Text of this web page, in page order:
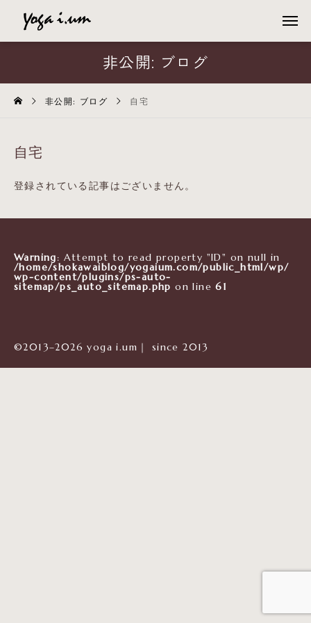
非公開: ブログ
非公開: ブログ 自宅
自宅
登録されている記事はございません。
Warning: Attempt to read property "ID" on null in
/home/shokawaiblog/yogaium.com/public_html/wp/
wp-content/plugins/ps-auto-
sitemap/ps_auto_sitemap.php on line61
©2013–2026 yoga i.um｜ since 2013